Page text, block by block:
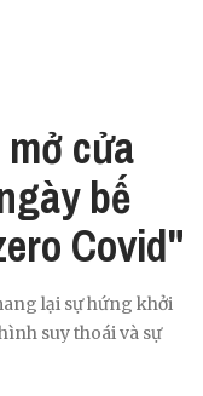
cửa
bế
Covid"
lại sự hứng khởi
suy thoái và sự